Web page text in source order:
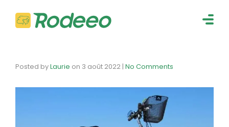
Posted byLaurie on 3 août 2022 | No Comments